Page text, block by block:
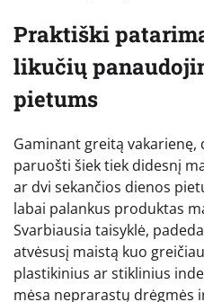
Praktiški
likučių
pietums
Gaminant greitą
paruošti šiek tiek didesnį
ar dvi sekančios dienos
labai palankus produktas
Svarbiausia taisyklė,
atvėsusį maistą kuo
plastikinius ar stiklinius
mėsa neprarastų drėgmės